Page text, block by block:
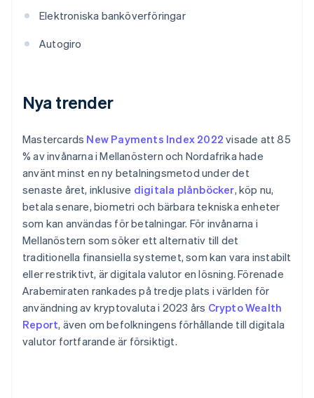
Elektroniska banköverföringar
Autogiro
Nya trender
Mastercards New Payments Index 2022 visade att 85
% av invånarna i Mellanöstern och Nordafrika hade
använt minst en ny betalningsmetod under det
senaste året, inklusive digitala plånböcker, köp nu,
betala senare, biometri och bärbara tekniska enheter
som kan användas för betalningar. För invånarna i
Mellanöstern som söker ett alternativ till det
traditionella finansiella systemet, som kan vara instabilt
eller restriktivt, är digitala valutor en lösning. Förenade
Arabemiraten rankades på tredje plats i världen för
användning av kryptovaluta i 2023 års Crypto Wealth
Report, även om befolkningens förhållande till digitala
valutor fortfarande är försiktigt.